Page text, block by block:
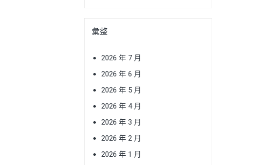
彙整
2026 年 7 月
2026 年 6 月
2026 年 5 月
2026 年 4 月
2026 年 3 月
2026 年 2 月
2026 年 1 月